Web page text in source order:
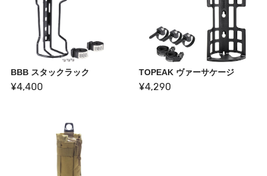
BBB スタックラック
¥4,400
TOPEAK ヴァーサケージ
¥4,290